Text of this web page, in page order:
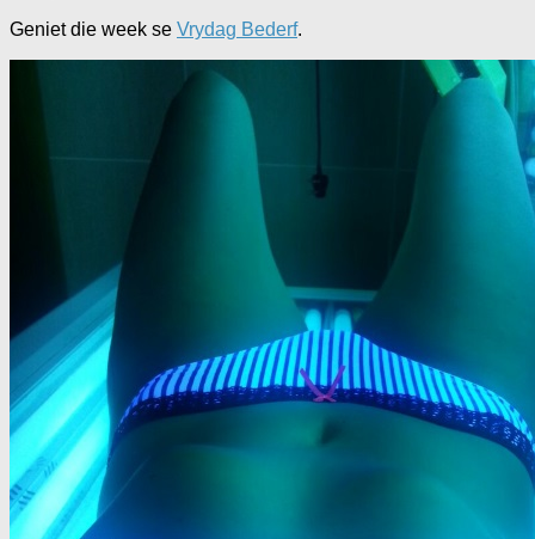
Geniet die week se Vrydag Bederf.